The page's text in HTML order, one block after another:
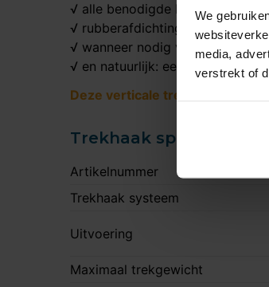
We
media,
verstrekt of
√ alle benodigde bekabeling,
√ rubberafdichtingen,
√ wanneer nodig voor een
√ en natuurlijk: een 7 polige
Deze verticale trekhaak is
Trekhaak specificatie
Artikelnummer
Trekhaak systeem
Uitvoering
Maximaal trekgewicht